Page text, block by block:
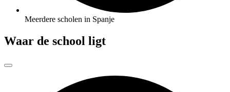
Meerdere scholen in Spanje
Waar de school ligt